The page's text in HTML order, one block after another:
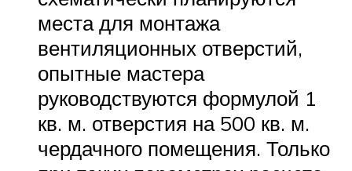
места для монтажа
вентиляционных отверстий,
опытные мастера
руководствуются формулой 1
кв. м. отверстия на 500 кв. м.
чердачного помещения. Только